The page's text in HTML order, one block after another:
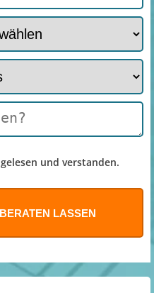
gelesen und verstanden.